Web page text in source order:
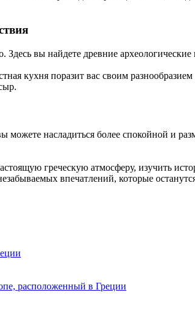
Здесь вы найдете древние
кухня поразит вас своим
можете насладиться более спокойной и
греческую атмосферу, изучить
впечатлений, которые
расположенный в Греции